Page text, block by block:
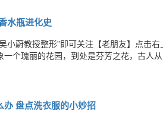
水瓶进化史
小蔚教授整形”即可关注【老朋友】点击
个瑰丽的花园，到处是芬芳之花，古人
办 盘点洗衣服的小妙招